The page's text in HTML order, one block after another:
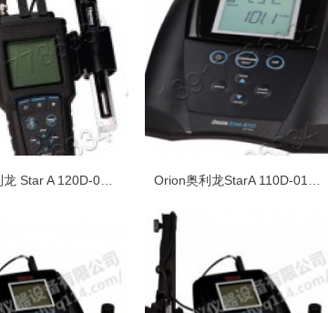
Orion奥利龙 Star A 120D-01A便携式基础型溶解氧测量仪